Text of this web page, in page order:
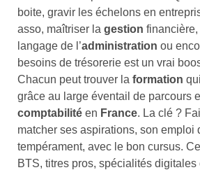
boite, gravir les échelons en
asso, maîtriser la gestion
langage de l’administration ou
besoins de trésorerie est un vrai
Chacun peut trouver la formation
grâce au large éventail de parcours
comptabilité en France. La clé ?
matcher ses aspirations, son emploi
tempérament, avec le bon cursus.
BTS, titres pros, spécialités digitales